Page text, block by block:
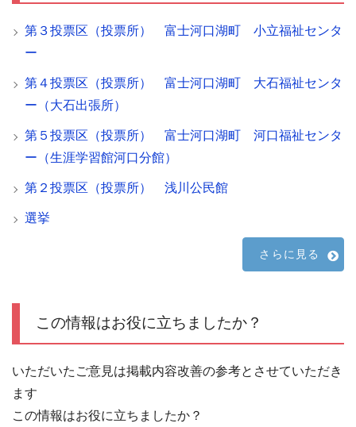
第３投票区（投票所） 富士河口湖町 小立福祉センタ
ー
第４投票区（投票所） 富士河口湖町 大石福祉センタ
ー（大石出張所）
第５投票区（投票所） 富士河口湖町 河口福祉センタ
ー（生涯学習館河口分館）
第２投票区（投票所） 浅川公民館
選挙
さらに見る
この情報はお役に立ちましたか？
いただいたご意見は掲載内容改善の参考とさせていただき
ます
この情報はお役に立ちましたか？